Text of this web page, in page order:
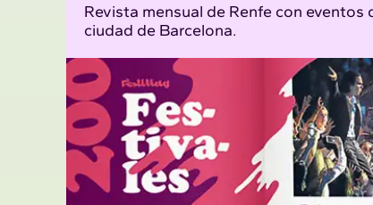
Revista mensual de Renfe con eventos
ciudad de Barcelona.